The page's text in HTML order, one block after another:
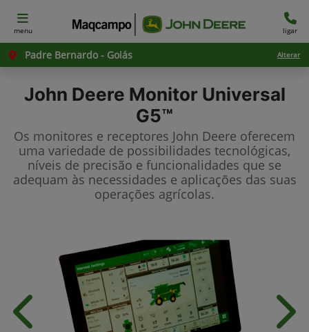
menu ligar
Padre Bernardo - Goiás Alterar
John Deere Monitor Universal
G5™
Os monitores e receptores John Deere oferecem
uma variedade de possibilidades tecnológicas,
níveis de precisão e funcionalidades que se
adequam às necessidades e aplicações das suas
operações agrícolas.
Anterior